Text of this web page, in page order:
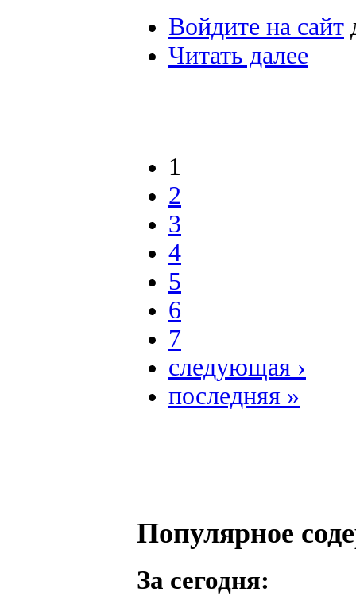
Войдите на сайт
Читать далее
1
2
3
4
5
6
7
следующая ›
последняя »
Популярное
За сегодня: